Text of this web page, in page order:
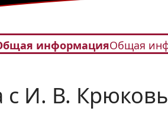
информацияОбщая
с И. В.